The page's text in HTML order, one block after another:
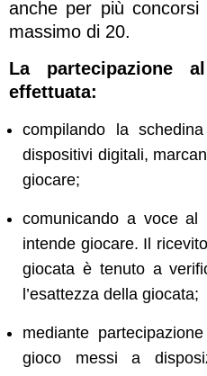
anche per più
massimo di 20.
La partecipazione
effettuata:
compilando la
dispositivi digitali,
giocare;
comunicando a voce
intende giocare. Il
giocata è tenuto a
l’esattezza della giocata;
mediante
gioco messi a